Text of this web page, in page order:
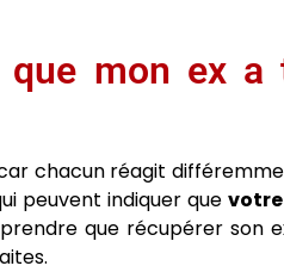
mon ex a
chacun réagit
peuvent indiquer que votre
que récupérer son